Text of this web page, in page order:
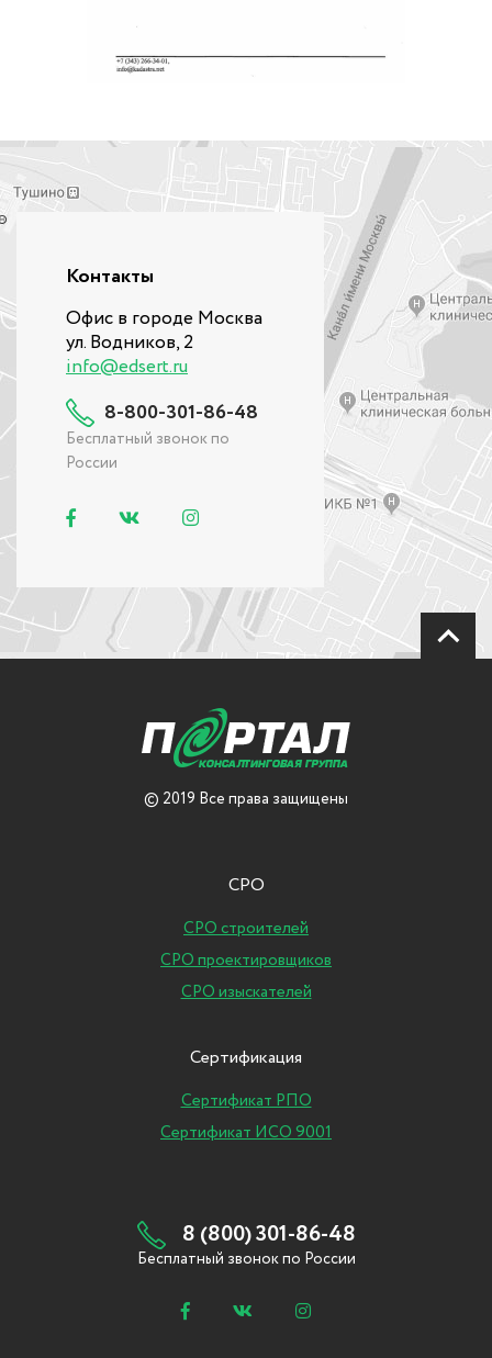
Контакты
Офис в городе Москва
ул. Водников, 2
info@edsert.ru
8-800-301-86-48
Бесплатный звонок по
России
© 2019 Все права защищены
СРО
СРО строителей
СРО проектировщиков
СРО изыскателей
Сертификация
Сертификат РПО
Сертификат ИСО 9001
8 (800) 301-86-48
Бесплатный звонок по России